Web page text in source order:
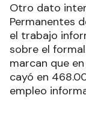
Otro dato
Permanentes
el trabajo
sobre el
marcan que
cayó en
empleo